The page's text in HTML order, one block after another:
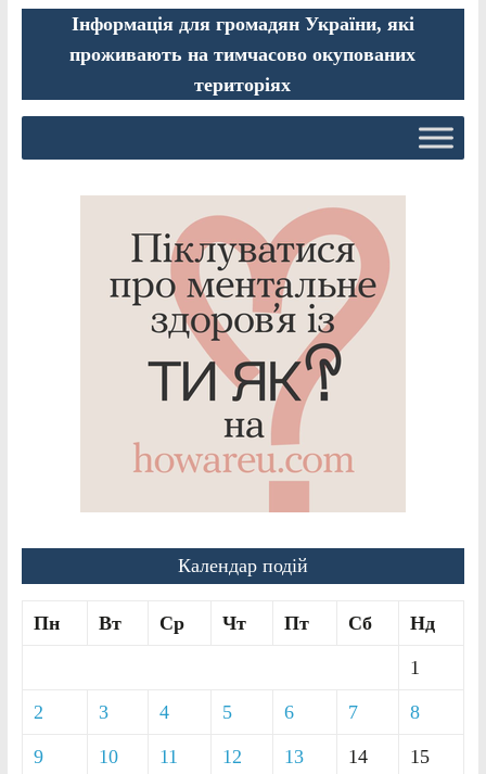
Інформація для громадян України, які
проживають на тимчасово окупованих
територіях
Календар подій
Пн Вт Ср Чт Пт Сб Нд
1
2 3 4 5 6 7 8
9 10 11 12 13 14 15